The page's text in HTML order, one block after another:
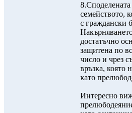
семейството,
с граждански
достатъчно
защитена по
число и чрез
връзка, която
като
Интересно